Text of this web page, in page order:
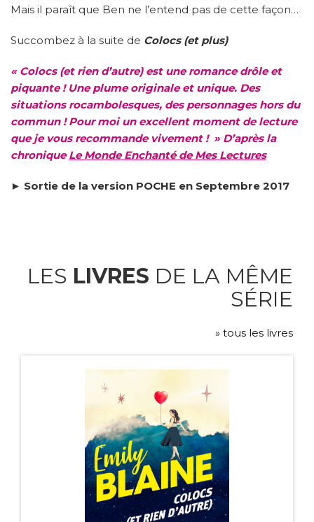
Mais il paraît que Ben ne l’entend pas de cette façon…
Succombez à la suite de Colocs (et plus)
« Colocs (et rien d’autre) est une romance drôle et
piquante ! Une plume originale et unique. Des
situations rocambolesques, des personnages hors du
commun ! Pour moi un excellent moment de lecture
que je vous recommande vivement ! » D’après la
chroniqueLe Monde Enchanté de Mes Lectures
► Sortie de la version POCHE en Septembre 2017
LES LIVRES DE LA MÊME
SÉRIE
» tous les livres